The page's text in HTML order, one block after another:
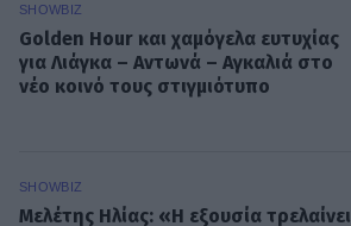
SHOWBIZ
Golden Hour και χαμόγελα ευτυχίας
για Λιάγκα – Αντωνά – Aγκαλιά στο
νέο κοινό τους στιγμιότυπο
SHOWBIZ
Mελέτης Ηλίας: «Η εξουσία τρελαίνει